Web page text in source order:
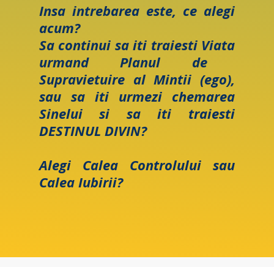
Insa intrebarea este, ce alegi
acum?
Sa continui sa iti traiesti Viata
urmand Planul de
Supravietuire al Mintii (ego),
sau sa iti urmezi chemarea
Sinelui si sa iti traiesti
DESTINUL DIVIN?
Alegi Calea Controlului sau
Calea Iubirii?